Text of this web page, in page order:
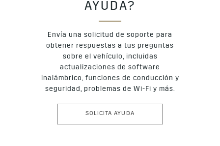
AYUDA?
Envía una solicitud de soporte para
obtener respuestas a tus preguntas
sobre el vehículo, incluidas
actualizaciones de software
inalámbrico, funciones de conducción y
seguridad, problemas de Wi-Fi y más.
SOLICITA AYUDA